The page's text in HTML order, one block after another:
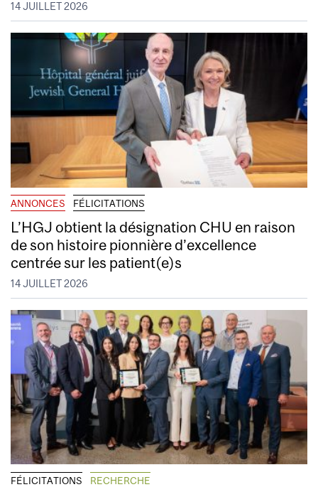
14 JUILLET 2026
ANNONCES FÉLICITATIONS
L’HGJ obtient la désignation CHU en raison
de son histoire pionnière d’excellence
centrée sur les patient(e)s
14 JUILLET 2026
FÉLICITATIONS RECHERCHE